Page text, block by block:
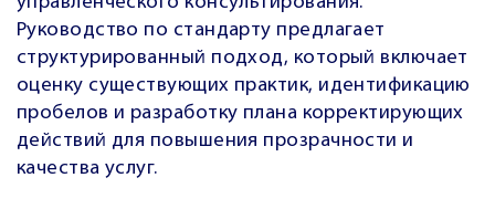
Руководство по стандарту предлагает
структурированный подход, который включает
оценку существующих практик, идентификацию
пробелов и разработку плана корректирующих
действий для повышения прозрачности и
качества услуг.